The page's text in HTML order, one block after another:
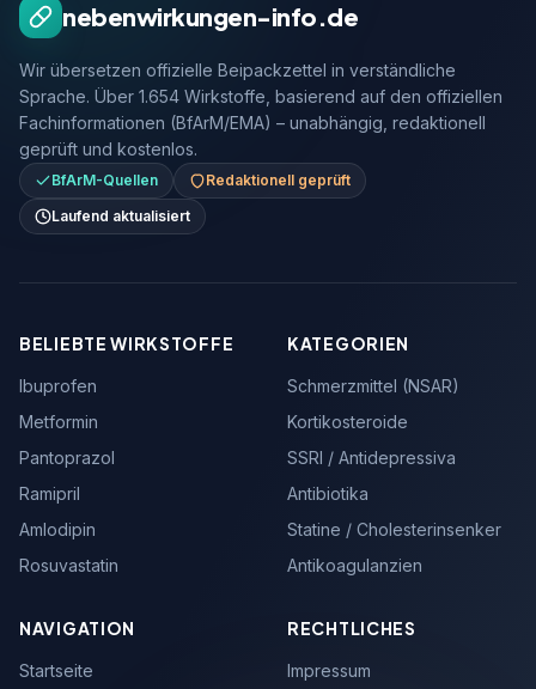
nebenwirkungen-info.de
Wir übersetzen offizielle Beipackzettel in verständliche
Sprache. Über 1.654 Wirkstoffe, basierend auf den offiziellen
Fachinformationen (BfArM/EMA) – unabhängig, redaktionell
geprüft und kostenlos.
BfArM-Quellen
Redaktionell geprüft
Laufend aktualisiert
BELIEBTE WIRKSTOFFE
Ibuprofen
Metformin
Pantoprazol
Ramipril
Amlodipin
Rosuvastatin
KATEGORIEN
Schmerzmittel (NSAR)
Kortikosteroide
SSRI / Antidepressiva
Antibiotika
Statine / Cholesterinsenker
Antikoagulanzien
NAVIGATION
Startseite
RECHTLICHES
Impressum